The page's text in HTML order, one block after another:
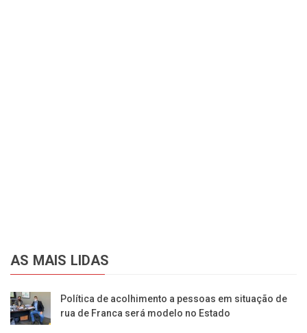
AS MAIS LIDAS
Política de acolhimento a pessoas em situação de
rua de Franca será modelo no Estado